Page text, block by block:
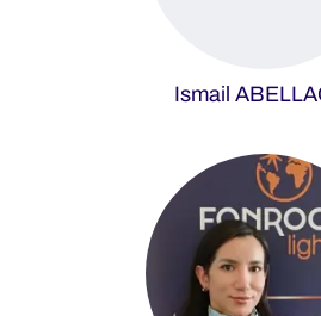
Ismail